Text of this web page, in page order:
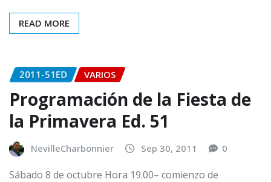
READ MORE
2011-51ED VARIOS
Programación de la Fiesta de
la Primavera Ed. 51
NevilleCharbonnier Sep 30, 2011 0
Sábado 8 de octubre Hora 19.00– comienzo de